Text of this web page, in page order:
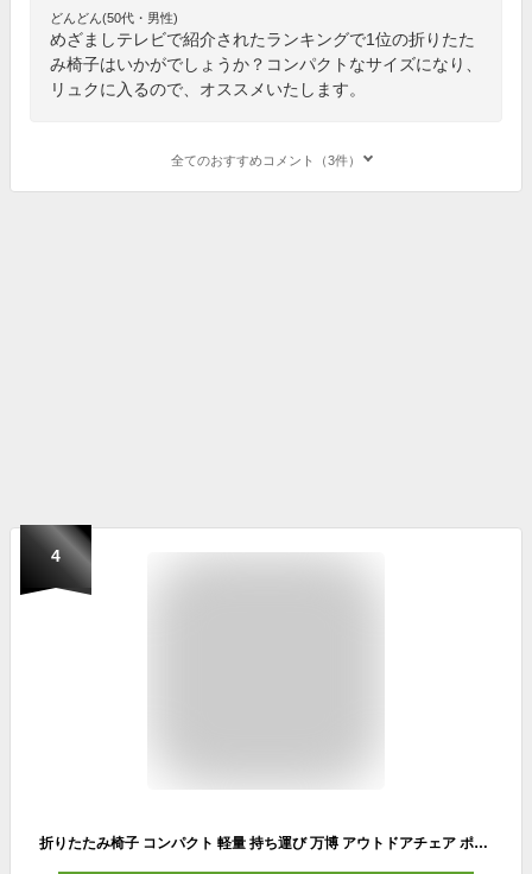
どんどん(50代・男性)
めざましテレビで紹介されたランキングで1位の折りたた
み椅子はいかがでしょうか？コンパクトなサイズになり、
リュクに入るので、オススメいたします。
全てのおすすめコメント（3件）
4
折りたたみ椅子 コンパクト 軽量 持ち運び 万博 アウトドアチェア ポケットチェア 大人 子供 キャンプ 釣り スポーツ観戦 クーポン配布中 (管理S) 送料無料 【SK14868-Q】